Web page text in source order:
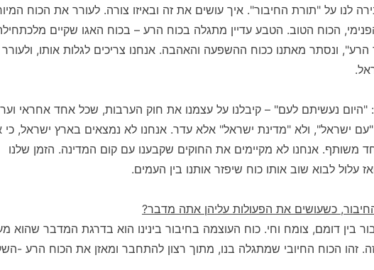
לנו על "תורת החיבור". איך עושים את זה ובאיזו צורה. לעורר את הכוח
הכוח הטוב. הטבע עדיין מתגלה בכוח הרע – בכוח האגו שקיים
ונסתר מאתנו ככוח ההשפעה והאהבה. אנחנו צריכים לגלות אותו, ולעורר
"היום נעשיתם לעם" – קיבלנו על עצמנו את חוק הערבות, שכל אחד אחראי
"עם ישראל", ולא "מדינת ישראל" אלא עדר. אנחנו לא נמצאים בארץ ישראל, כי
אחד משותף. אנחנו לא מקיימים את החוקים שקבענו עם קום המדינה. הזמן שלנו
עלול לבוא שוב אותו כוח שיפזר אותנו בין העמים.
כשעושים את הפעולות עליהן אתה מדבר?
בין דומם, צומח וחי. כוח העוצמה בחיבור בינינו הוא בדרגת המדבר שהוא
זהו הכוח החיובי שמתגלה בנו, מתוך רצון להתחבר ומאזן את הכוח הרע -